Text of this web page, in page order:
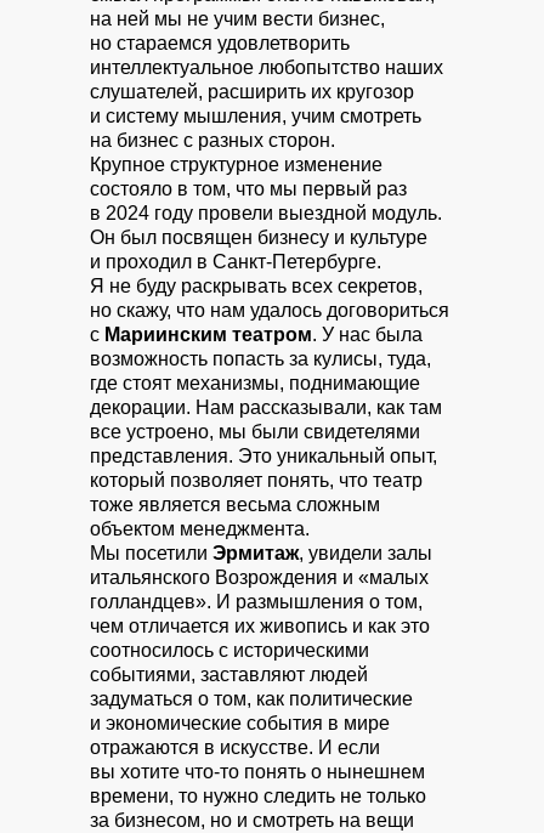
на ней мы не учим вести бизнес,
но стараемся удовлетворить
интеллектуальное любопытство наших
слушателей, расширить их кругозор
и систему мышления, учим смотреть
на бизнес с разных сторон.
Крупное структурное изменение
состояло в том, что мы первый раз
в 2024 году провели выездной модуль.
Он был посвящен бизнесу и культуре
и проходил в Санкт-Петербурге.
Я не буду раскрывать всех секретов,
но скажу, что нам удалось договориться
с Мариинским театром. У нас была
возможность попасть за кулисы, туда,
где стоят механизмы, поднимающие
декорации. Нам рассказывали, как там
все устроено, мы были свидетелями
представления. Это уникальный опыт,
который позволяет понять, что театр
тоже является весьма сложным
объектом менеджмента.
Мы посетили Эрмитаж, увидели залы
итальянского Возрождения и «малых
голландцев». И размышления о том,
чем отличается их живопись и как это
соотносилось с историческими
событиями, заставляют людей
задуматься о том, как политические
и экономические события в мире
отражаются в искусстве. И если
вы хотите что-то понять о нынешнем
времени, то нужно следить не только
за бизнесом, но и смотреть на вещи